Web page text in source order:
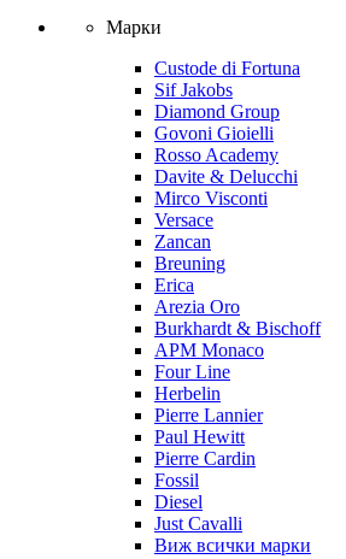
Марки
Custode di Fortuna
Sif Jakobs
Diamond Group
Govoni Gioielli
Rosso Academy
Davite & Delucchi
Mirco Visconti
Versace
Zancan
Breuning
Erica
Arezia Oro
Burkhardt & Bischoff
APM Monaco
Four Line
Herbelin
Pierre Lannier
Paul Hewitt
Pierre Cardin
Fossil
Diesel
Just Cavalli
Виж всички марки